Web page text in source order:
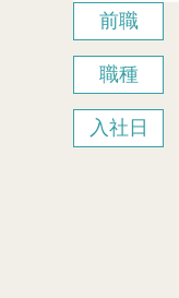
前職
職種
入社日